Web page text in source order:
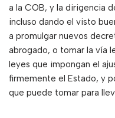
a la COB, y la dirigencia
incluso dando el visto
a promulgar nuevos
abrogado, o tomar la vía
leyes que impongan el
firmemente el Estado, y
que puede tomar para